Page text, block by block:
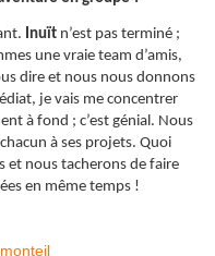
Inuït n’est pas terminé ;
une vraie team d’amis,
dire et nous nous donnons
je vais me concentrer
à fond ; c’est génial. Nous
à ses projets. Quoi
et nous tacherons de faire
en même temps !